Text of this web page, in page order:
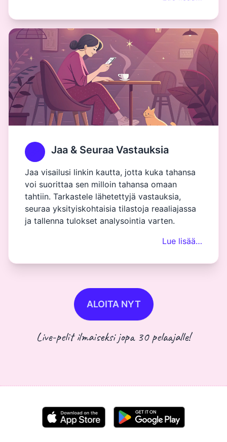
Jaa & Seuraa Vastauksia
Jaa visailusi linkin kautta, jotta kuka tahansa
voi suorittaa sen milloin tahansa omaan
tahtiin. Tarkastele lähetettyjä vastauksia,
seuraa yksityiskohtaisia tilastoja reaaliajassa
ja tallenna tulokset analysointia varten.
Lue lisää…
ALOITA NYT
Live-pelit ilmaiseksi jopa 30 pelaajalle!